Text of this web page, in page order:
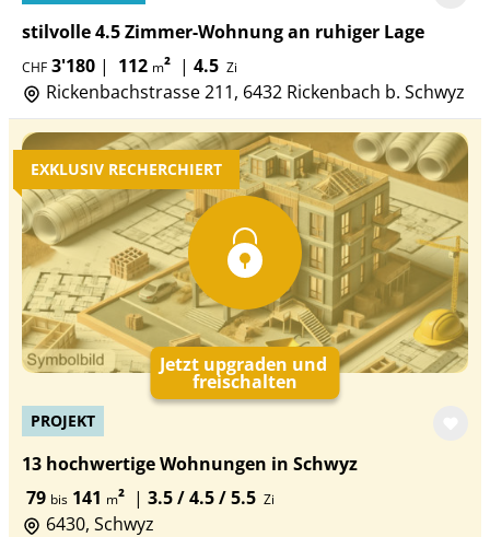
stilvolle 4.5 Zimmer-Wohnung an ruhiger Lage
CHF 3'180 | 112 m² | 4.5 Zi
Rickenbachstrasse 211, 6432 Rickenbach b. Schwyz
EXKLUSIV RECHERCHIERT
Jetzt upgraden und
freischalten
PROJEKT
13 hochwertige Wohnungen in Schwyz
79 bis 141 m² | 3.5 / 4.5 / 5.5 Zi
6430, Schwyz